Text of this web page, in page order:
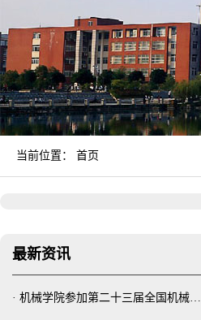
当前位置： 首页
最新资讯
· 机械学院参加第二十三届全国机械…